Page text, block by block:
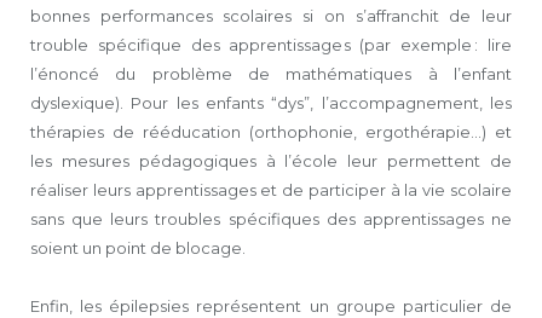
bonnes performances scolaires si on s’affranchit de leur
trouble spécifique des apprentissages (par exemple : lire
l’énoncé du problème de mathématiques à l’enfant
dyslexique). Pour les enfants “dys”, l’accompagnement, les
thérapies de rééducation (orthophonie, ergothérapie…) et
les mesures pédagogiques à l’école leur permettent de
réaliser leurs apprentissages et de participer à la vie scolaire
sans que leurs troubles spécifiques des apprentissages ne
soient un point de blocage.
Enfin, les épilepsies représentent un groupe particulier de